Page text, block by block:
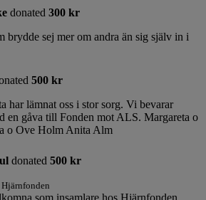
donated 300 kr
brydde sej mer om andra än sig själv in i
500 kr
har lämnat oss i stor sorg. Vi bevarar
en gåva till Fonden mot ALS. Margareta o
o Ove Holm Anita Alm
donated 500 kr
Hjärnfonden